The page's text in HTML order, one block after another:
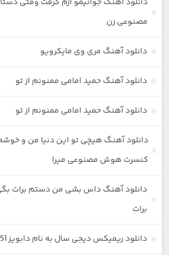
مصنوعی زن
دانلود آهنگ مری وی مایکرویو
دانلود آهنگ حمید امامی ممنونم از تو
دانلود آهنگ حمید امامی ممنونم از تو
دانلود آهنگ هیچی تو این دنیا من و
کنسرت هوش مصنوعی میرا
دانلود آهنگ داس بشی من دستم برات
برات
دانلود ریمیکس دیجی سال به نام دابویز 151